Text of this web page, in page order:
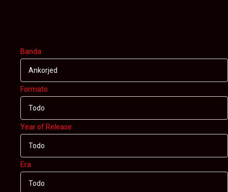
Banda
Ankorjed
Formato
Todo
Year of Release
Todo
Era
Todo